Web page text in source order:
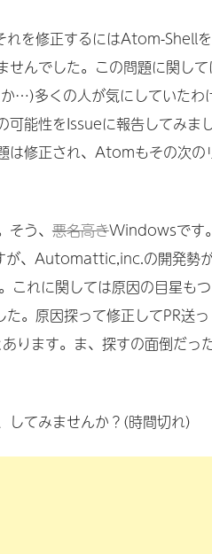
れを修正するにはAtom-Shellを
せんでした。この問題に関し
…)多くの人が気にしていたわ
可能性をIssueに報告してみま
は修正され、Atomもその次の
そう、悪名高きWindowsです
が、Automattic,inc.の開発勢
これに関しては原因の目星もつ
。原因探って修正してPR送っ
ります。ま、探すの面倒だっ
してみませんか？(時間切れ)